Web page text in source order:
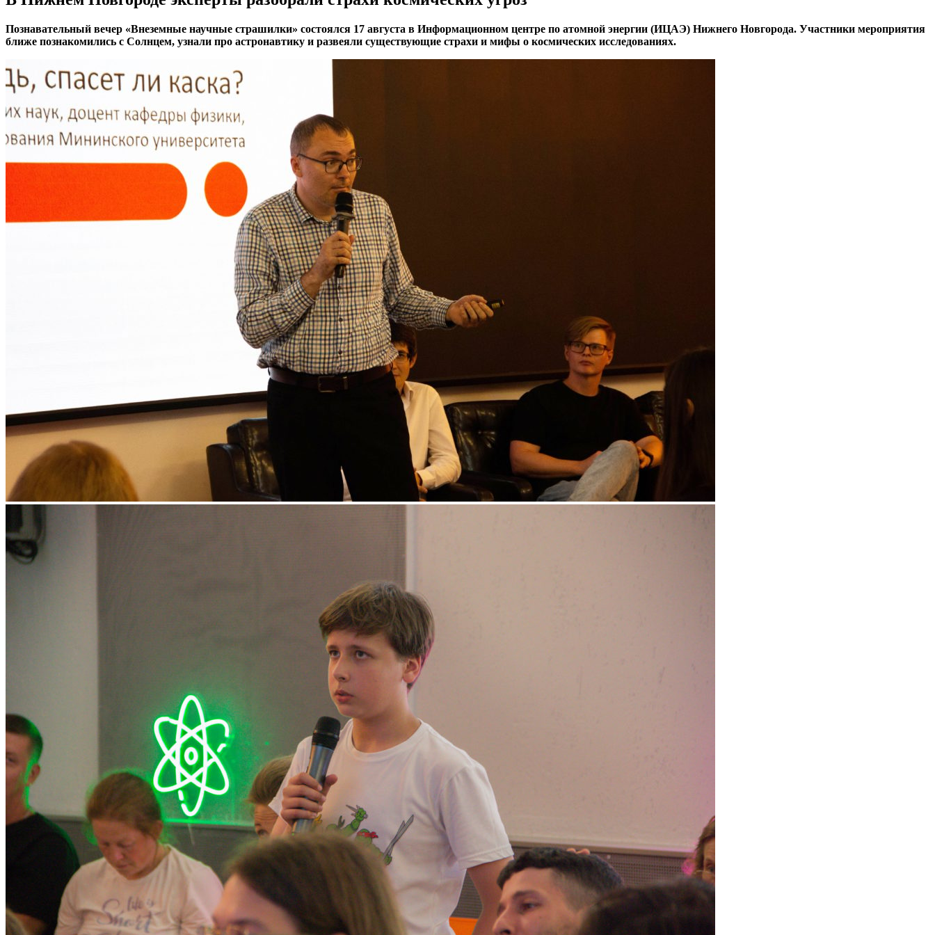
Познавательный вечер «Внеземные научные страшилки» состоялся 17 августа в Информационном центре по атомной энергии (ИЦАЭ) Нижнего Новгорода. Участники мероприятия
ближе познакомились с Солнцем, узнали про астронавтику и развеяли существующие страхи и мифы о космических исследованиях.